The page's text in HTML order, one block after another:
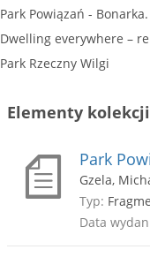
Park Powiązań -
Dwelling everywhere –
Park Rzeczny Wilgi
Elementy
Park
Gzela,
Typ:
Data